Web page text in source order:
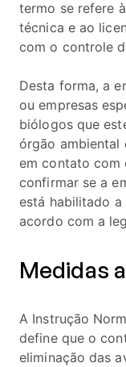
termo se refere
técnica e ao
com o controle
Desta forma, a
ou empresas
biólogos que
órgão ambiental
em contato com
confirmar se a
está habilitado
acordo com a
Medidas
A Instrução
define que o
eliminação das